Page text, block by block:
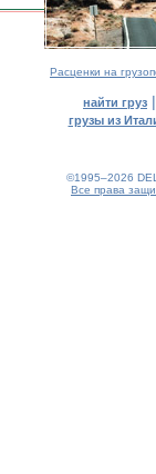
Расценки на
найти груз |
грузы из
©1995–2026
Все права